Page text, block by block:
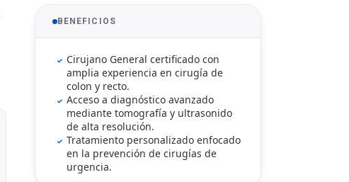
BENEFICIOS
Cirujano General certificado con
amplia experiencia en cirugía de
colon y recto.
Acceso a diagnóstico avanzado
mediante tomografía y ultrasonido
de alta resolución.
Tratamiento personalizado enfocado
en la prevención de cirugías de
urgencia.